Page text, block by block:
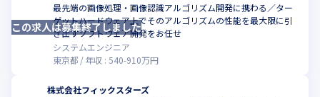
最先端の画像処理・画像認識アルゴリズム開発に携わる／ター
ゲットハードウェア上でそのアルゴリズムの性能を最大限に引
き出すソフトウェア開発をお任せ
システムエンジニア
東京都
年収 :540-910万円
この求人は募集終了しました
株式会社フィックスターズ